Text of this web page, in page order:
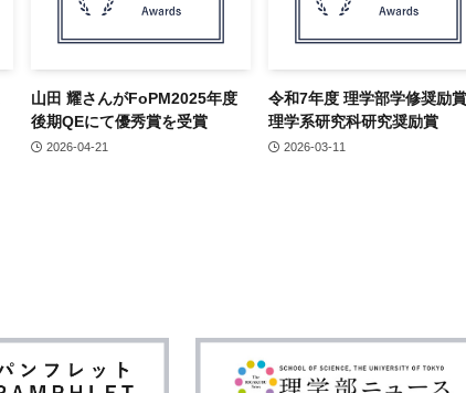
山田 耀さんがFoPM2025年度
後期QEにて優秀賞を受賞
2026-04-21
令和7年度 理学部学修奨励賞
理学系研究科研究奨励賞
2026-03-11